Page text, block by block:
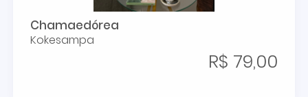
Chamaedórea
Kokesampa
R$ 79,00